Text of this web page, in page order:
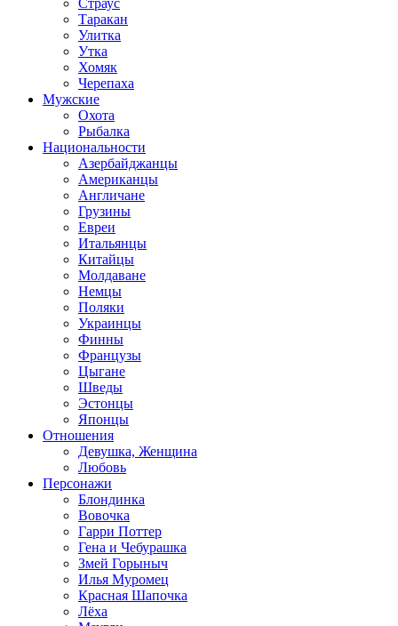
Страус
Таракан
Улитка
Утка
Хомяк
Черепаха
Мужские
Охота
Рыбалка
Национальности
Азербайджанцы
Американцы
Англичане
Грузины
Евреи
Итальянцы
Китайцы
Молдаване
Немцы
Поляки
Украинцы
Финны
Французы
Цыгане
Шведы
Эстонцы
Японцы
Отношения
Девушка, Женщина
Любовь
Персонажи
Блондинка
Вовочка
Гарри Поттер
Гена и Чебурашка
Змей Горыныч
Илья Муромец
Красная Шапочка
Лёха